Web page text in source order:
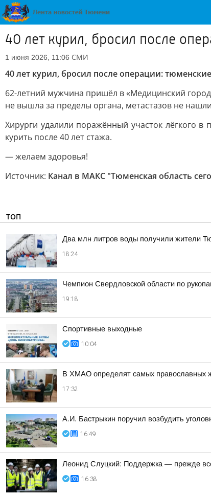
40 лет курил, бросил после
1 июня 2026, 11:06 СМИ
40 лет курил, бросил после операции:
62-летний мужчина пришёл в «Медицинский
не вышла за пределы органа, метастазов не
Хирурги удалили поражённый участок лёгкого
курить после 40 лет стажа.
— желаем здоровья!
Источник: Канал в МАКС "Тюменская область
ТОП
Два млн литров воды получили жители
18:24
Чемпион Свердловской области по
19:18
Спортивные выходные
10:04
В ХМАО определят самых православных
17:32
А.И. Бастрыкин поручил возбудить
16:49
Леонид Слуцкий: Поддержка — прежде
16:38